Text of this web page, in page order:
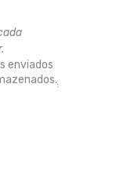
enviados